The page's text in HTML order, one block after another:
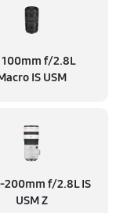
100mm f/2.8L
IS USM
f/2.8L IS
USM Z